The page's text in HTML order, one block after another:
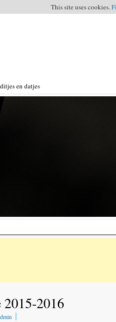
en datjes
2016
This site uses cookies.